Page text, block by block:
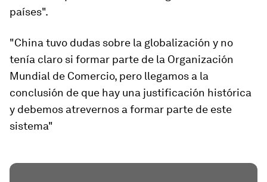
países".
"China tuvo dudas sobre la globalización y no
tenía claro si formar parte de la Organización
Mundial de Comercio, pero llegamos a la
conclusión de que hay una justificación histórica
y debemos atrevernos a formar parte de este
sistema"